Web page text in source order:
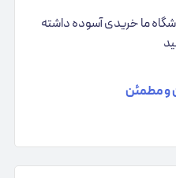
ما خریدی آسوده داشته
و مطمئن